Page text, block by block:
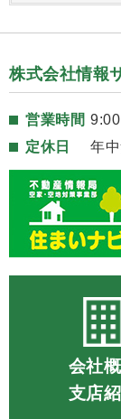
株式会社情報
営業時間
定休日
年
会社
支店